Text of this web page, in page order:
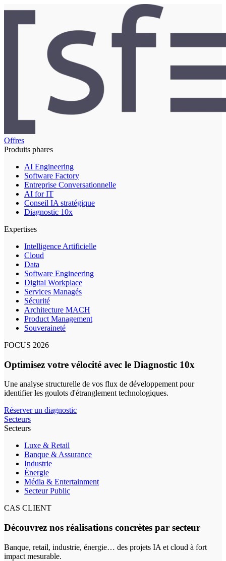
Offres
Produits phares
AI Engineering
Software Factory
Entreprise Conversationnelle
AI for IT
Conseil IA stratégique
Diagnostic 10x
Expertises
Intelligence Artificielle
Cloud
Data
Software Engineering
Digital Workplace
Services Managés
Sécurité
Architecture MACH
Product Management
Souveraineté
FOCUS 2026
Optimisez votre vélocité avec le Diagnostic 10x
Une analyse structurelle de vos flux de développement pour
identifier les goulots d'étranglement technologiques.
Réserver un diagnostic
Secteurs
Secteurs
Luxe & Retail
Banque & Assurance
Industrie
Énergie
Média & Entertainment
Secteur Public
CAS CLIENT
Découvrez nos réalisations concrètes par secteur
Banque, retail, industrie, énergie… des projets IA et cloud à fort
impact mesurable.